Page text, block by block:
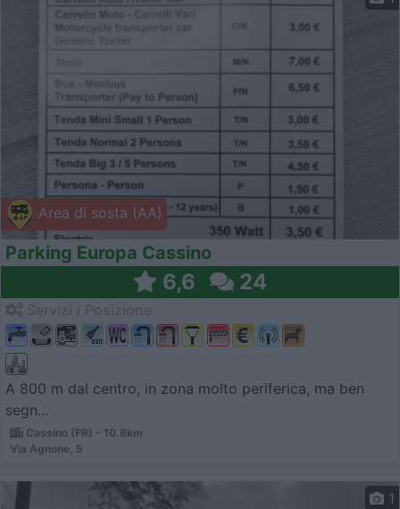
Area di sosta (AA)
Parking Europa Cassino
6,6 24
A 800 m dal centro, in zona molto periferica, ma ben
segn...
Cassino (FR) - 10.8km
Via Agnone, 5
1